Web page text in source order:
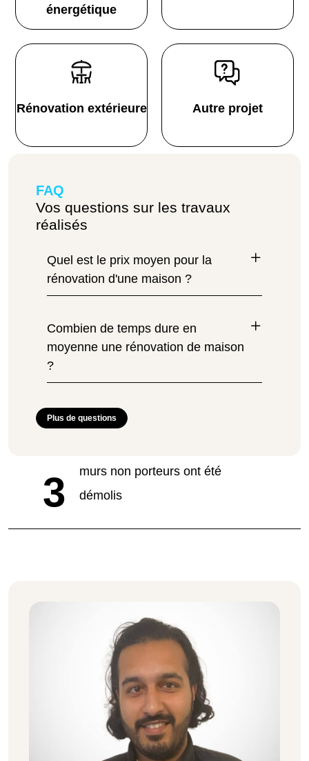
énergétique
Rénovation extérieure Autre projet
FAQ
Vos questions sur les travaux
réalisés
Quel est le prix moyen pour la
rénovation d'une maison ?
Combien de temps dure en
moyenne une rénovation de maison
?
Plus de questions
3
murs non porteurs ont été
démolis